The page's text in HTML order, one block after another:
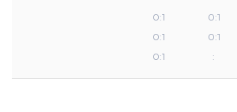
0:1
0:1
0:1
0:1
0:1
: